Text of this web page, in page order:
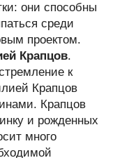
они способны
среди
проектом.
Крапцов.
к
Крапцов
Крапцов
и рожденных
много